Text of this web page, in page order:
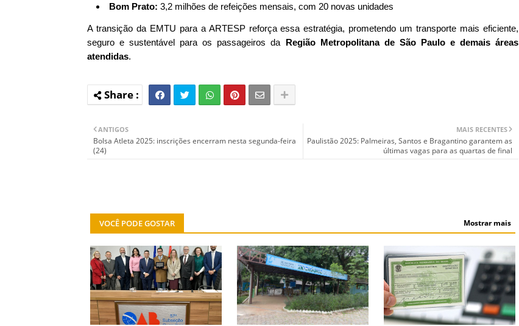
Bom Prato: 3,2 milhões de refeições mensais, com 20 novas unidades
A transição da EMTU para a ARTESP reforça essa estratégia, prometendo um transporte mais eficiente,
seguro e sustentável para os passageiros da Região Metropolitana de São Paulo e demais áreas
atendidas.
MAIS RECENTES
Paulistão 2025: Palmeiras, Santos e Bragantino garantem as
últimas vagas para as quartas de final
ANTIGOS
Bolsa Atleta 2025: inscrições encerram nesta segunda-feira
(24)
VOCÊ PODE GOSTAR Mostrar mais
NOTÍCIA NOTÍCIA NOTÍCIA